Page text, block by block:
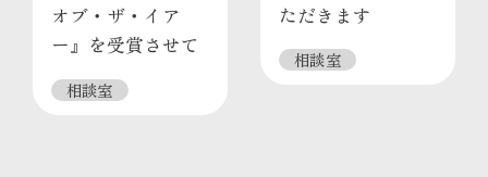
オブ・ザ・イア
ー』を受賞させて
いただきました
相談室
ただきます
相談室